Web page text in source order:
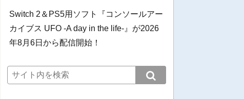
Switch 2＆PS5用ソフト『コンソールアー
カイブス UFO -A day in the life-』が2026
年8月6日から配信開始！